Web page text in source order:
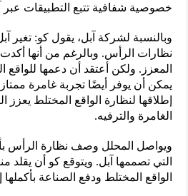
خصوصية شفافية تتبع التطبيقات عبر
وبالنسبة لشركة آبل، يقول كو: تغير
نظارات الرأس. وبالرغم من أنها أكدت
المعزز. ولكن أعتقد أن دعمها للواقع
يمكن أن يوفر أيضًا تجربة غامرة
إطلاقها لنظارة الواقع المختلط يعزز
الغامرة والترفيه.
ويواصل المحلل وصف نظارة الرأس
التي تصممها آبل. ويتوقع كو أن يقلد
الواقع المختلط ودفع الصناعة بأكملها